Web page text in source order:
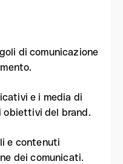
di comunicazione
e i media di
obiettivi del brand.
e contenuti
dei comunicati.